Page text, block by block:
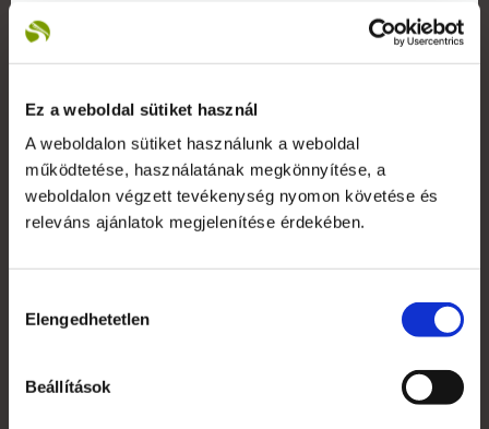
Ez a weboldal sütiket használ
A weboldalon sütiket használunk a weboldal
működtetése, használatának megkönnyítése, a
weboldalon végzett tevékenység nyomon követése és
releváns ajánlatok megjelenítése érdekében.
kiválasztása
Elengedhetetlen
Beállítások
Rólunk
versenyképes árakkal kiszolgálni ügyfeleinket.